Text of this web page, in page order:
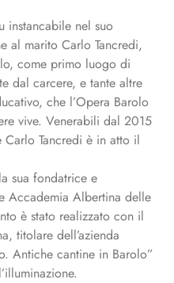
instancabile nel suo
al marito Carlo Tancredi,
come primo luogo di
dal carcere, e tante altre
che l’Opera Barolo
vive. Venerabili dal 2015
Tancredi è in atto il
sua fondatrice e
Accademia Albertina delle
è stato realizzato con il
titolare dell’azienda
Antiche cantine in Barolo”